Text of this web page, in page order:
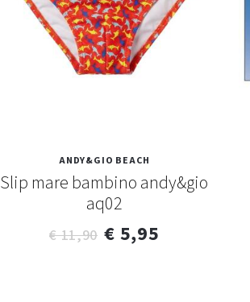
ANDY&GIO BEACH
Slip mare bambino andy&gio
aq02
€ 11,90 € 5,95